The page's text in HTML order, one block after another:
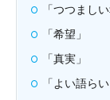
「つつましい
「希望」
「真実」
「よい語らい